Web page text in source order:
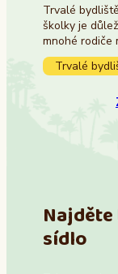
Trvalé
školky je
mnohé rodiče
Trvalé
sídlo